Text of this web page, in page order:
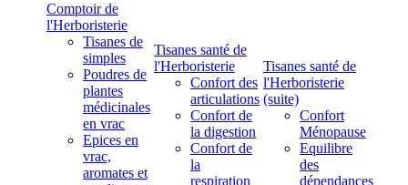
Comptoir de
l'Herboristerie
Tisanes de
simples
Poudres de
plantes
médicinales
en vrac
Epices en
vrac,
aromates et
Tisanes santé de
l'Herboristerie
Confort des
articulations
Confort de
la digestion
Confort de
la
respiration
Tisanes santé de
l'Herboristerie
(suite)
Confort
Ménopause
Equilibre
des
dépendances